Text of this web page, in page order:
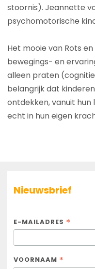
stoornis). Jeannette
psychomotorische
Het mooie van Rots
bewegings- en
alleen praten
belangrijk dat
ontdekken, vanuit hun
echt in hun eigen
Nieuwsbrief
E-MAILADRES *
VOORNAAM *